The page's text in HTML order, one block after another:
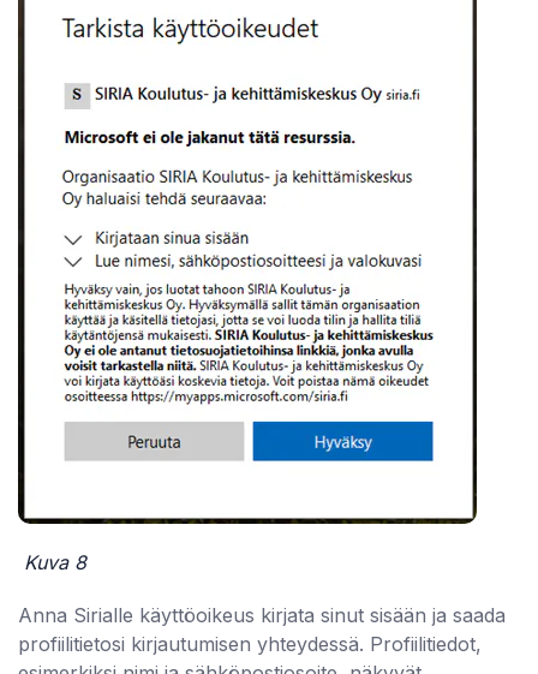
Kuva 8
Anna Sirialle käyttöoikeus kirjata sinut sisään ja saada
profiilitietosi kirjautumisen yhteydessä. Profiilitiedot,